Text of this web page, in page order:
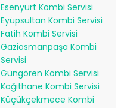
Esenyurt Kombi Servisi
Eyüpsultan Kombi Servisi
Fatih Kombi Servisi
Gaziosmanpaşa Kombi
Servisi
Güngören Kombi Servisi
Kağıthane Kombi Servisi
Küçükçekmece Kombi